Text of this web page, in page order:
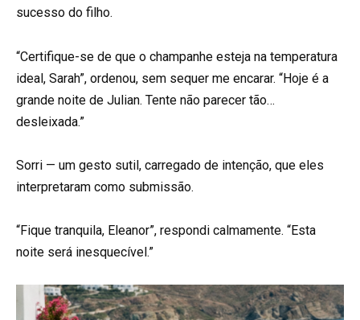
sucesso do filho.
“Certifique-se de que o champanhe esteja na temperatura
ideal, Sarah”, ordenou, sem sequer me encarar. “Hoje é a
grande noite de Julian. Tente não parecer tão…
desleixada.”
Sorri — um gesto sutil, carregado de intenção, que eles
interpretaram como submissão.
“Fique tranquila, Eleanor”, respondi calmamente. “Esta
noite será inesquecível.”